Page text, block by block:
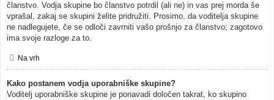
članstvo. Vodja skupine bo članstvo potrdil (ali ne) in vas prej morda še
vprašal, zakaj se skupini želite pridružiti. Prosimo, da voditelja skupine
ne nadlegujete, če se odloči zavrniti vašo prošnjo za članstvo; zagotovo
ima svoje razloge za to.
Na vrh
Kako postanem vodja uporabniške skupine?
Voditelj uporabniške skupine je ponavadi določen takrat, ko skupino